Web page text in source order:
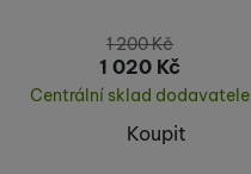
1 200Kč
1 020 Kč
Centrální sklad dodavatele
Koupit